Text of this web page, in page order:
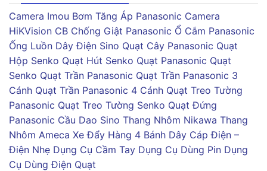
Camera Imou Bơm Tăng Áp Panasonic Camera
HiKVision CB Chống Giật Panasonic Ổ Cắm Panasonic
Ống Luồn Dây Điện Sino Quạt Cây Panasonic Quạt
Hộp Senko Quạt Hút Senko Quạt Panasonic Quạt
Senko Quạt Trần Panasonic Quạt Trần Panasonic 3
Cánh Quạt Trần Panasonic 4 Cánh Quạt Treo Tường
Panasonic Quạt Treo Tường Senko Quạt Đứng
Panasonic Cầu Dao Sino Thang Nhôm Nikawa Thang
Nhôm Ameca Xe Đẩy Hàng 4 Bánh Dây Cáp Điện –
Điện Nhẹ Dụng Cụ Cầm Tay Dụng Cụ Dùng Pin Dụng
Cụ Dùng Điện Quạt